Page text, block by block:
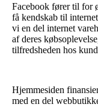
Facebook fører til for
få kendskab til
vi en del internet
af deres
tilfredsheden hos
Hjemmesiden
med en del